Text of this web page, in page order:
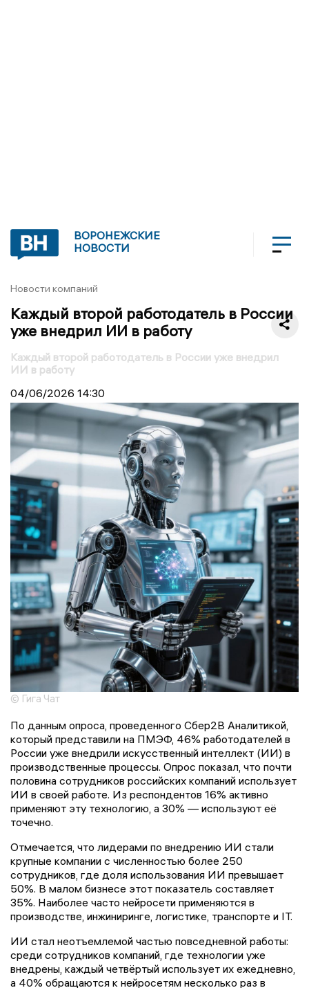
ВОРОНЕЖСКИЕ
НОВОСТИ
Новости компаний
Каждый второй работодатель в России
уже внедрил ИИ в работу
Каждый второй работодатель в России уже внедрил
ИИ в работу
04/06/2026 14:30
© Гига Чат
По данным опроса, проведенного Сбер2В Аналитикой,
который представили на ПМЭФ, 46% работодателей в
России уже внедрили искусственный интеллект (ИИ) в
производственные процессы. Опрос показал, что почти
половина сотрудников российских компаний использует
ИИ в своей работе. Из респондентов 16% активно
применяют эту технологию, а 30% — используют её
точечно.
Отмечается, что лидерами по внедрению ИИ стали
крупные компании с численностью более 250
сотрудников, где доля использования ИИ превышает
50%. В малом бизнесе этот показатель составляет
35%. Наиболее часто нейросети применяются в
производстве, инжиниринге, логистике, транспорте и IT.
ИИ стал неотъемлемой частью повседневной работы:
среди сотрудников компаний, где технологии уже
внедрены, каждый четвёртый использует их ежедневно,
а 40% обращаются к нейросетям несколько раз в